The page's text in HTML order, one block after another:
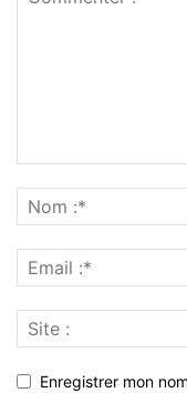
Enregistrer mon